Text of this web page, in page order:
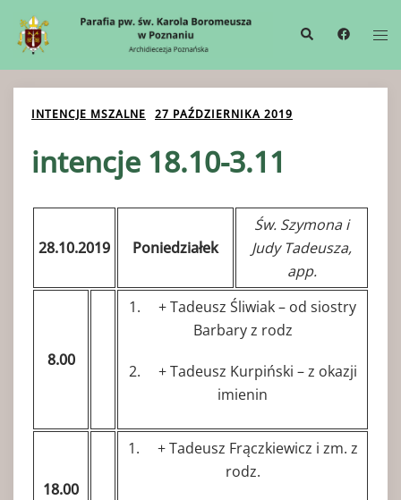
treści
Wyszukiwanie
INTENCJE MSZALNE 27 PAŹDZIERNIKA 2019
intencje 18.10-3.11
28.10.2019 Poniedziałek
Św. Szymona i
Judy Tadeusza,
app.
8.00
1. + Tadeusz Śliwiak – od siostry
Barbary z rodz
2. + Tadeusz Kurpiński – z okazji
imienin
18.00
1. + Tadeusz Frączkiewicz i zm. z
rodz.